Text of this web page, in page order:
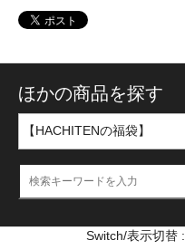
ほかの商品を探す
Switch/表示切替 :